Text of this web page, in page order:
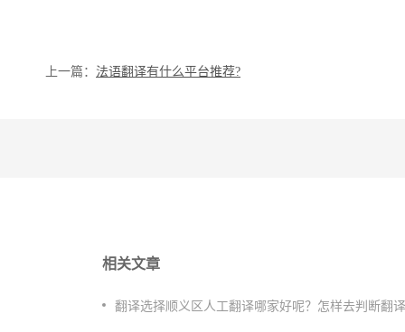
上一篇： 法语翻译有什么平台推荐?
相关文章
翻译选择顺义区人工翻译哪家好呢？怎样去判断翻